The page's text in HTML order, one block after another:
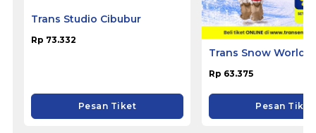
Pesan Tiket
Trans Snow World
Rp 63.375
Pesan Tiket